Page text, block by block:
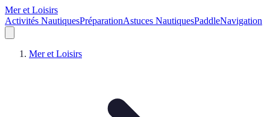
Mer et Loisirs
Activités NautiquesPréparationAstuces NautiquesPaddleNavigation
Mer et Loisirs